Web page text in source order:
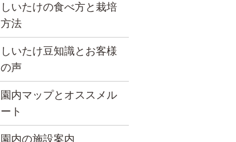
しいたけの食べ方と栽培
方法
しいたけ豆知識とお客様
の声
園内マップとオススメル
ート
園内の施設案内